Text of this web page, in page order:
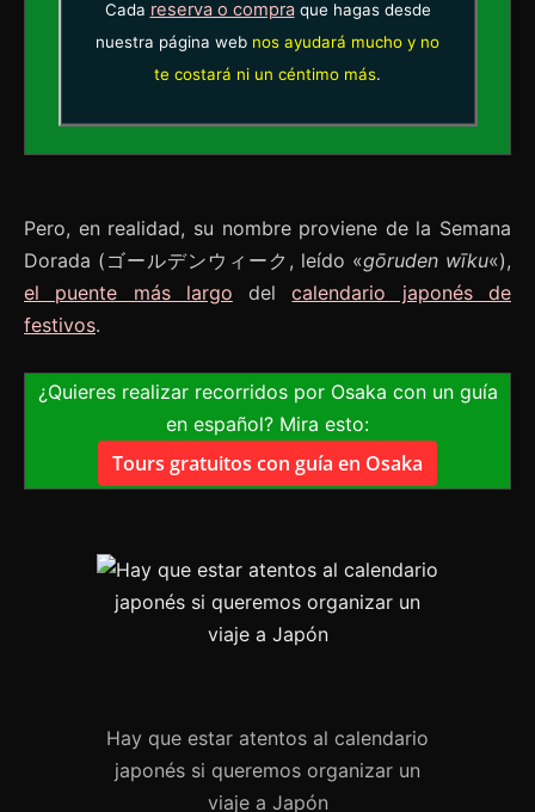
Cada reserva o compraque hagas desde
nuestra página web nos ayudará mucho y no
te costará ni un céntimo más.
Pero, en realidad, su nombre proviene de la Semana
Dorada (ゴールデンウィーク, leído «gōruden wīku«),
el puente más largo delcalendario japonés de
festivos.
¿Quieres realizar recorridos por Osaka con un guía
en español? Mira esto:
Tours gratuitos con guía en Osaka
Hay que estar atentos al calendario
japonés si queremos organizar un
viaje a Japón